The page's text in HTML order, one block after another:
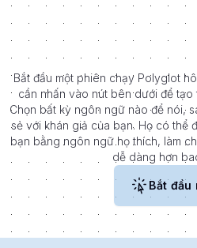
Bắt đầu một phiên chạy Polyglot
cần nhấn vào nút bên dưới để tạo
Chọn bất kỳ ngôn ngữ nào để nói,
sẻ với khán giả của bạn. Họ có thể
bạn bằng ngôn ngữ họ thích, làm
dễ dàng hơn
Bắt đầu